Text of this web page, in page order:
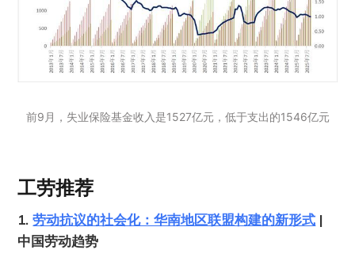
前9月，失业保险基金收入是1527亿元，低于支出的1546亿元
工劳推荐
1.劳动抗议的社会化：华南地区联盟构建的新形式 |
中国劳动趋势